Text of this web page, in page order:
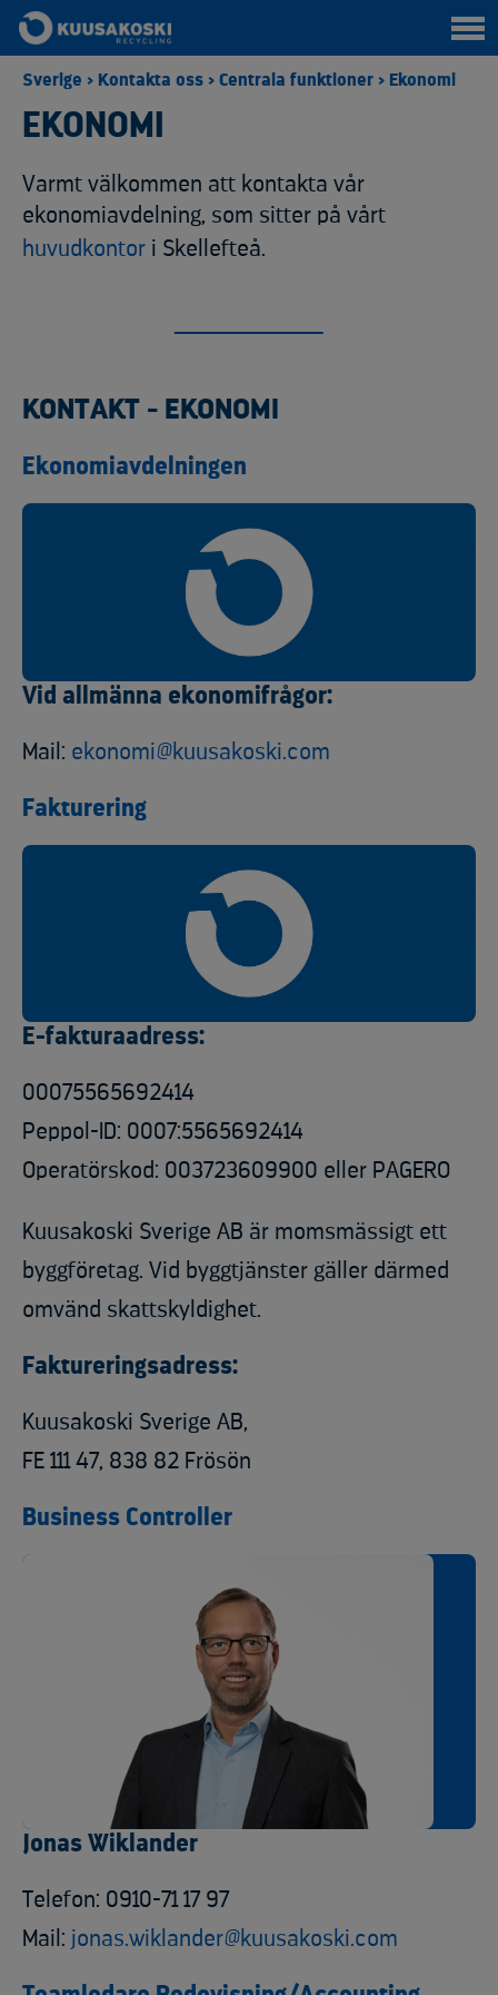
Sverige > Kontakta oss > Centrala funktioner > Ekonomi
EKONOMI
Varmt välkommen att kontakta vår
ekonomiavdelning, som sitter på vårt
huvudkontor i Skellefteå.
KONTAKT - EKONOMI
Ekonomiavdelningen
Vid allmänna ekonomifrågor:
Mail: ekonomi@kuusakoski.com
Fakturering
E-fakturaadress:
00075565692414
Peppol-ID: 0007:5565692414
Operatörskod: 003723609900 eller PAGERO
Kuusakoski Sverige AB är momsmässigt ett
byggföretag. Vid byggtjänster gäller därmed
omvänd skattskyldighet.
Faktureringsadress:
Kuusakoski Sverige AB,
FE 111 47, 838 82 Frösön
Business Controller
Jonas Wiklander
Telefon: 0910-71 17 97
Mail: jonas.wiklander@kuusakoski.com